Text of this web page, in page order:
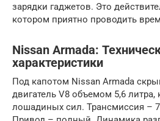
зарядки гаджетов. Это
котором приятно проводить
Nissan Armada:
характеристики
Под капотом Nissan Armada
двигатель V8 объемом 5,6 литра,
лошадиных сил. Трансмиссия –